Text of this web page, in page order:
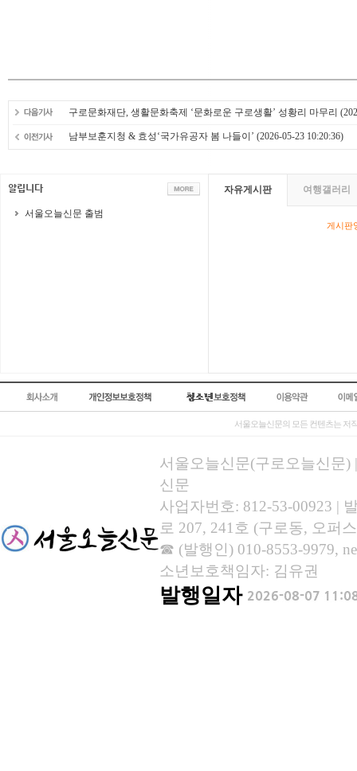
구로문화재단, 생활문화축제 ‘문화로운 구로생활’ 성황리 마무리
남부보훈지청 & 효성‘국가유공자 봄 나들이’ (2026-05-23 10:20:36)
서울오늘신문 출범
자유게시판 여행갤러리
게시판
서울오늘신문의 모든 컨텐츠는 저
서울오늘신문(구로오늘신문)
신문
사업자번호: 812-53-00923 |
로 207, 241호 (구로동, 오퍼
☎ (발행인) 010-8553-9979,
소년보호책임자: 김유권
발행일자